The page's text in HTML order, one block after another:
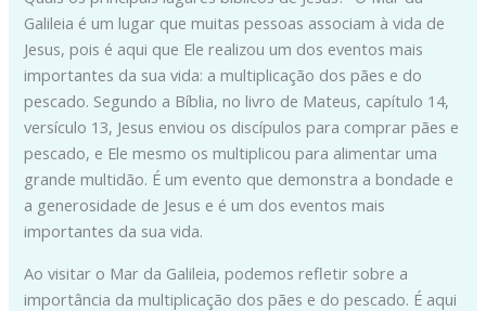
Galileia é um lugar que muitas pessoas associam à vida de
Jesus, pois é aqui que Ele realizou um dos eventos mais
importantes da sua vida: a multiplicação dos pães e do
pescado. Segundo a Bíblia, no livro de Mateus, capítulo 14,
versículo 13, Jesus enviou os discípulos para comprar pães e
pescado, e Ele mesmo os multiplicou para alimentar uma
grande multidão. É um evento que demonstra a bondade e
a generosidade de Jesus e é um dos eventos mais
importantes da sua vida.
Ao visitar o Mar da Galileia, podemos refletir sobre a
importância da multiplicação dos pães e do pescado. É aqui